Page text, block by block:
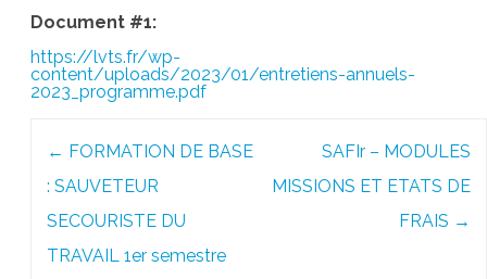
Document #1:
https://lvts.fr/wp-
content/uploads/2023/01/entretiens-annuels-
2023_programme.pdf
← FORMATION DE BASE
: SAUVETEUR
SECOURISTE DU
TRAVAIL 1er semestre
SAFIr – MODULES
MISSIONS ET ETATS DE
FRAIS →